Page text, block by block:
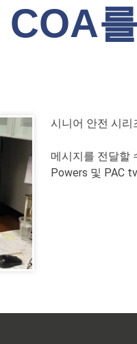
시니어 안전 시리
메시지를 전달할
Powers 및 PAC